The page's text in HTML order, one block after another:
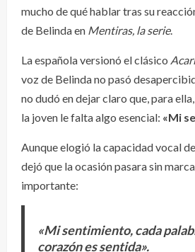
mucho de qué hablar tras su
de Belinda en Mentiras, la serie.
La española versionó el clásico
voz de Belinda no pasó
no dudó en dejar claro que, para
la joven le falta algo esencial: «Mi
Aunque elogió la capacidad vocal
dejó que la ocasión pasara sin
importante:
«Mi sentimiento, cada
corazón es sentida».